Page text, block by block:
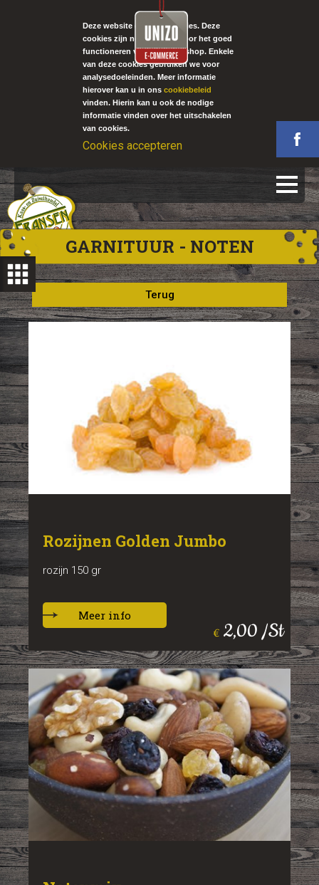
Deze website gebruikt cookies. Deze
cookies zijn noodzakelijk voor het goed
functioneren van onze webshop. Enkele
van deze cookies gebruiken we voor
analysedoeleinden. Meer informatie
hierover kan u in onscookiebeleid
vinden. Hierin kan u ook de nodige
informatie vinden over het uitschakelen
van cookies.
Cookies accepteren
GARNITUUR - NOTEN
€ 2,00 /St
Rozijnen Golden Jumbo
rozijn 150 gr
Meer info